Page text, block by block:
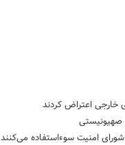
خارجی اعتراض کردند
امنیت سوء‌استفاده می‌کنند